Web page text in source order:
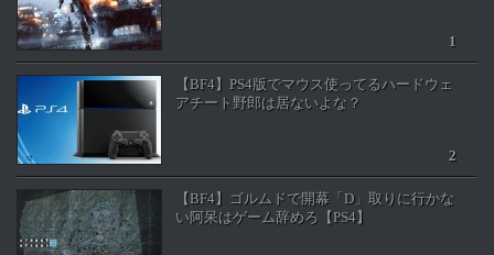
【BF4】PS4版でマウス使ってるハードウェ
アチート野郎は居ないよな？
【BF4】ゴルムドで開幕「D」取りに行かな
い阿呆はゲーム辞めろ【PS4】